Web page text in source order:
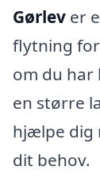
Gørlev er
flytning
om du har
en større
hjælpe dig
dit behov.